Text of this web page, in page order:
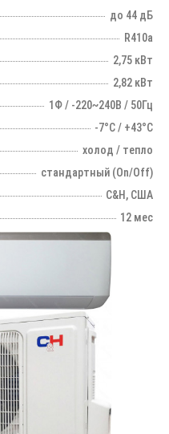
до 44 дБ
R410a
2,75 кВт
2,82 кВт
1Ф / -220~240В / 50Гц
-7°С / +43°С
холод / тепло
стандартный (On/Off)
C&H, США
12 мес